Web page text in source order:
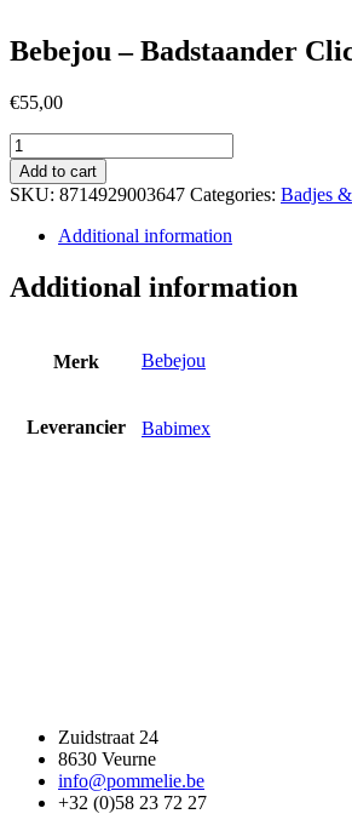
Bebejou – Badstaander
€55,00
Bebejou
-
Badstaander
Click
98Cm
Breeze
Green
quantity
Add to cart
SKU: 8714929003647 Categories: Badjes
Additional information
Additional information
Merk Bebejou
Leverancier Babimex
Zuidstraat 24
8630 Veurne
info@pommelie.be
+32 (0)58 23 72 27